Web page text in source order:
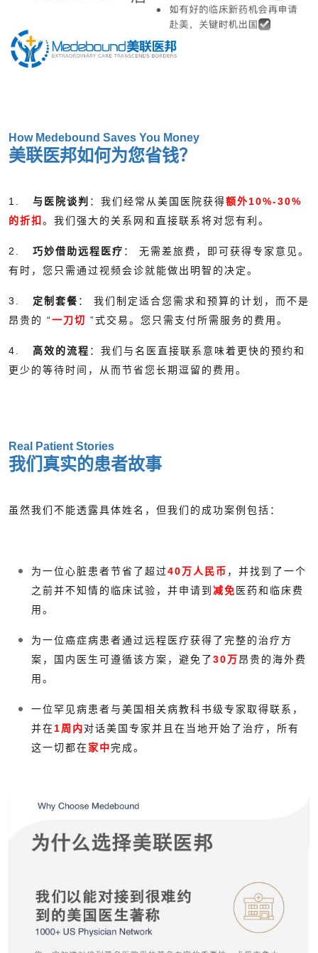
How Medebound Saves You Money
美联医邦如何为您省钱？
1. 与医院谈判 ：我们经常从美国医院获得额外10%-30%
的折扣 。我们强大的关系网和直接联系将对您有利。
2. 巧妙借助远程医疗 ： 无需差旅费，即可获得专家意见。
有时，您只需通过视频会诊就能做出明智的决定。
3. 定制套餐 ： 我们制定适合您需求和预算的计划，而不是
昂贵的 “一刀切 ”式交易。您只需支付所需服务的费用。
4. 高效的流程 ：我们与名医直接联系意味着更快的预约和
更少的等待时间，从而节省您长期逗留的费用。
Real Patient Stories
我们真实的患者故事
虽然我们不能透露具体姓名，但我们的成功案例包括：
为一位心脏患者节省了超过40万人民币 ，并找到了一个
之前并不知情的临床试验，并申请到 减免 医药和临床费
用。
为一位癌症病患者通过远程医疗获得了完整的治疗方
案，国内医生可遵循该方案，避免了30万昂贵的海外费
用。
一位罕见病患者与美国相关病教科书级专家取得联系，
并在1周内对话美国专家并且在当地开始了治疗，所有
这一切都在家中完成。